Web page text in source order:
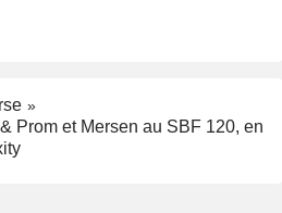
Prom et Mersen au SBF 120, en